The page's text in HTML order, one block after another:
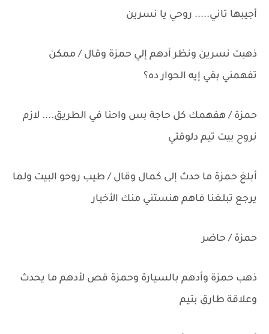
أجيبها تاني..... روحي يا نسرين
ذهبت نسرين ونظر أدهم إلي حمزة وقال / ممكن
تفهمني بقي إيه الحوار ده؟
حمزة / هفهمك كل حاجة بس واحنا في الطريق.... لازم
نروح بيت تيم دلوقتي
أبلغ حمزة ما حدث إلى كمال وقال / طيب روحو البيت ولما
يرجع تبلغنا فاهم هنستني منك الأخبار
حمزة / حاضر
ذهب حمزة وأدهم بالسيارة وحمزة قص لأدهم ما يحدث
وعلاقة طارق بتيم